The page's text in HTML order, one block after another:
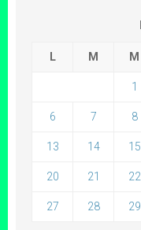
L M M
1
6 7 8
13 14 15
20 21 22
27 28 29